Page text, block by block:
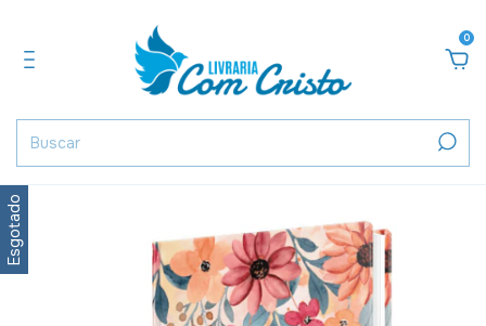
0
Esgotado